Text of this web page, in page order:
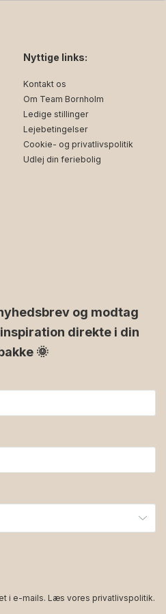
Nyttige links:
Kontakt os
Om Team Bornholm
Ledige stillinger
Lejebetingelser
Cookie- og privatlivspolitik
Udlej din feriebolig
og modtag
direkte i din
🌞
i e-mails. Læs vores privatlivspolitik.